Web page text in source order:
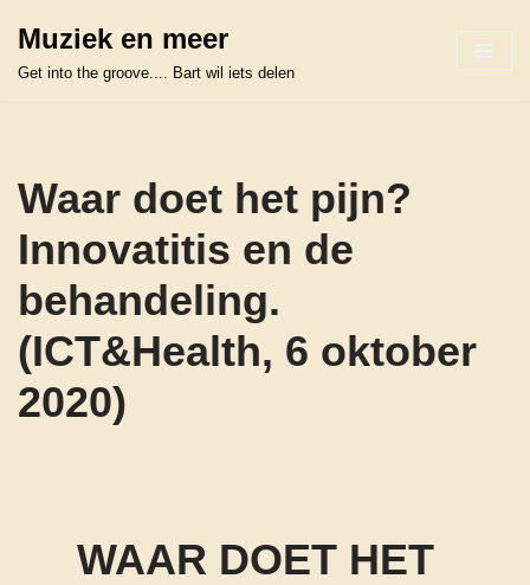
Ga
Muziek en meer
Get into the groove.... Bart wil iets delen
Waar doet het pijn?
Innovatitis en de
behandeling.
(ICT&Health, 6 oktober
2020)
WAAR DOET HET